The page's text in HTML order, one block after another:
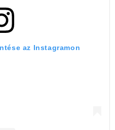
az Instagramon